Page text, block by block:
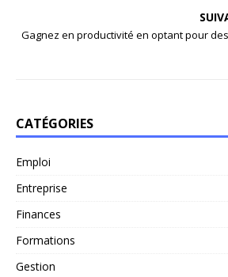
Gagnez en productivité en optant pour
CATÉGORIES
Emploi
Entreprise
Finances
Formations
Gestion